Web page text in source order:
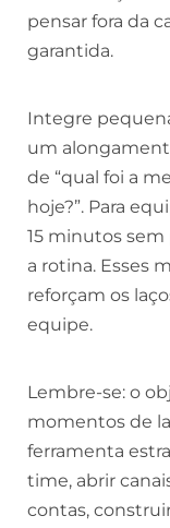
pensar fora da
garantida.
Integre
um
de “qual foi a
hoje?”. Para
15 minutos sem
a rotina. Esses
reforçam os
equipe.
Lembre-se: o
momentos de
ferramenta
time, abrir
contas,